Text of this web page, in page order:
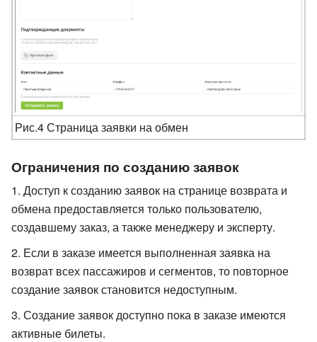
Рис.4 Страница заявки на обмен
Ограничения по созданию заявок
Доступ к созданию заявок на странице возврата и
обмена предоставляется только пользователю,
создавшему заказ, а также менеджеру и эксперту.
Если в заказе имеется выполненная заявка на
возврат всех пассажиров и сегментов, то повторное
создание заявок становится недоступным.
Создание заявок доступно пока в заказе имеются
активные билеты.